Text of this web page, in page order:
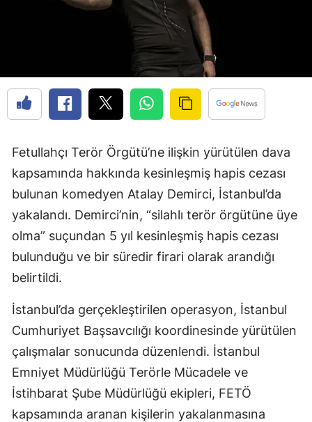
Fetullahçı Terör Örgütü’ne ilişkin yürütülen dava
kapsamında hakkında kesinleşmiş hapis cezası
bulunan komedyen Atalay Demirci, İstanbul’da
yakalandı. Demirci’nin, “silahlı terör örgütüne üye
olma” suçundan 5 yıl kesinleşmiş hapis cezası
bulunduğu ve bir süredir firari olarak arandığı
belirtildi.
İstanbul’da gerçekleştirilen operasyon, İstanbul
Cumhuriyet Başsavcılığı koordinesinde yürütülen
çalışmalar sonucunda düzenlendi. İstanbul
Emniyet Müdürlüğü Terörle Mücadele ve
İstihbarat Şube Müdürlüğü ekipleri, FETÖ
kapsamında aranan kişilerin yakalanmasına